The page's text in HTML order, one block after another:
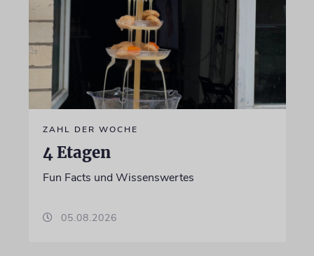
ZAHL DER WOCHE
4 Etagen
Fun Facts und Wissenswertes
05.08.2026